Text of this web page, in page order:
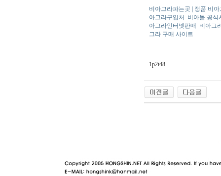
비아그라파는곳 | 정품 비
아그라구입처
비아몰 공식
아그라인터넷판매
비아그
그라 구매 사이트
1p2t48